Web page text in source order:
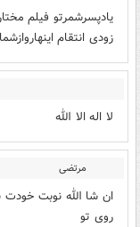
یادپسرشمرتو فیلم
زودی انتقام
لا اله الا الله
مرتضی
ان شا الله نوبت
روی تو